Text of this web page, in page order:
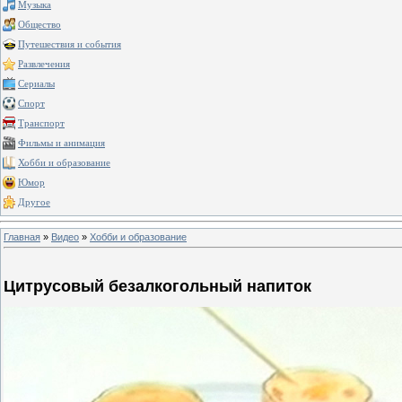
Музыка
Общество
Путешествия и события
Развлечения
Сериалы
Спорт
Транспорт
Фильмы и анимация
Хобби и образование
Юмор
Другое
Главная » Видео » Хобби и образование
Цитрусовый безалкогольный напиток